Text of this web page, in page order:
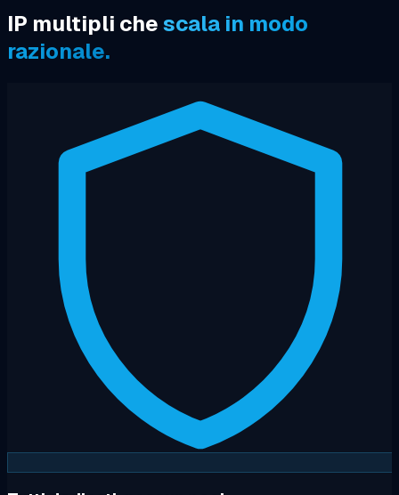
IP multipli chescala in modo
razionale.